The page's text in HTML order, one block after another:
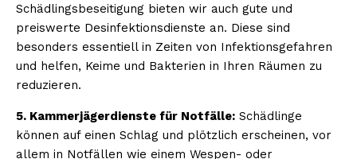
Schädlingsbeseitigung bieten wir auch gute und
preiswerte Desinfektionsdienste an. Diese sind
besonders essentiell in Zeiten von Infektionsgefahren
und helfen, Keime und Bakterien in Ihren Räumen zu
reduzieren.
5. Kammerjägerdienste für Notfälle: Schädlinge
können auf einen Schlag und plötzlich erscheinen, vor
allem in Notfällen wie einem Wespen- oder